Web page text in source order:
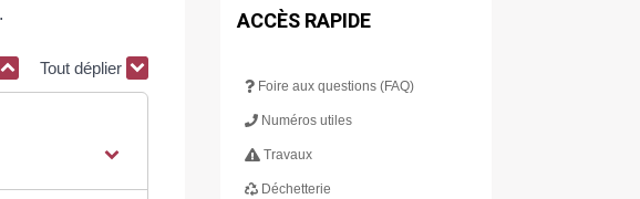
Tout déplier
ACCÈS RAPIDE
Foire aux questions (FAQ)
Numéros utiles
Travaux
Déchetterie